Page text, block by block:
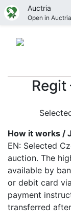
Auctria
Open in
How it works /
EN: Selected
auction. The
available by
or debit card
payment
transferred